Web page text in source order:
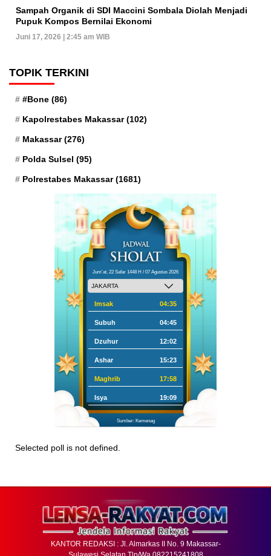
Sampah Organik di SDI Maccini Sombala Diolah Menjadi
Pupuk Kompos Bernilai Ekonomi
Juni 17, 2026 | 2:45 am WIB
TOPIK TERKINI
#Bone (86)
Kapolrestabes Makassar(102)
Makassar(276)
Polda Sulsel (95)
Polrestabes Makassar(1681)
Jum'at, 22 Safar 1448 H / 07 Agustus 2026
Imsak 04:35
Subuh 04:45
Dzuhur 12:02
Ashar 15:23
Maghrib 17:58
Isya 19:09
Sumber: Kemenag
Selected poll is not defined.
KANTOR REDAKSI : Jl. Almarkas II No. 9 Makassar-